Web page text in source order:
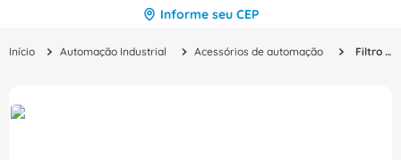
Informe seu CEP
Automação Industrial Acessórios de automação Filtro Dv/Dt 300Mts 95 Amps VW3A5305 - Schneider
TERMOS MAIS BUSCADOS
º disjuntor